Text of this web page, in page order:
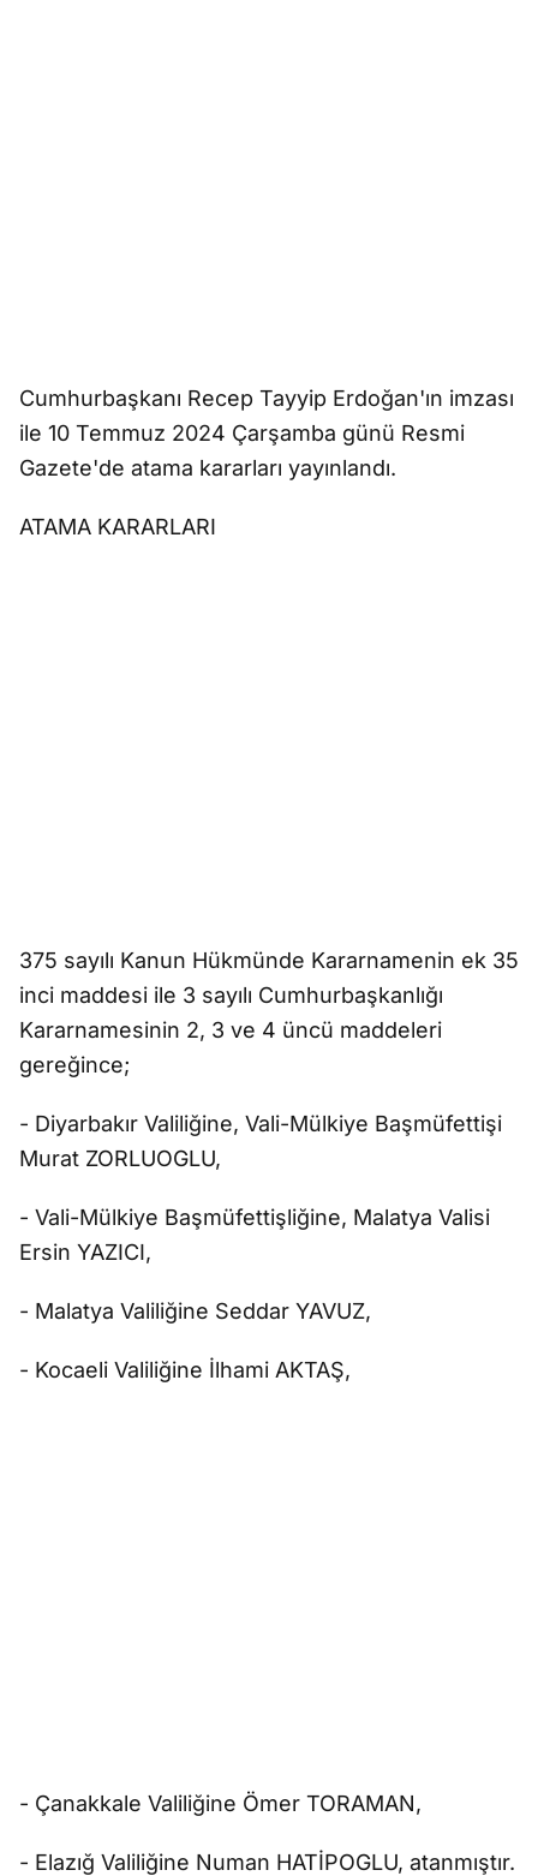
Cumhurbaşkanı Recep Tayyip Erdoğan'ın imzası
ile 10 Temmuz 2024 Çarşamba günü Resmi
Gazete'de atama kararları yayınlandı.
ATAMA KARARLARI
375 sayılı Kanun Hükmünde Kararnamenin ek 35
inci maddesi ile 3 sayılı Cumhurbaşkanlığı
Kararnamesinin 2, 3 ve 4 üncü maddeleri
gereğince;
- Diyarbakır Valiliğine, Vali-Mülkiye Başmüfettişi
Murat ZORLUOGLU,
- Vali-Mülkiye Başmüfettişliğine, Malatya Valisi
Ersin YAZICI,
- Malatya Valiliğine Seddar YAVUZ,
- Kocaeli Valiliğine İlhami AKTAŞ,
- Çanakkale Valiliğine Ömer TORAMAN,
- Elazığ Valiliğine Numan HATİPOGLU, atanmıştır.